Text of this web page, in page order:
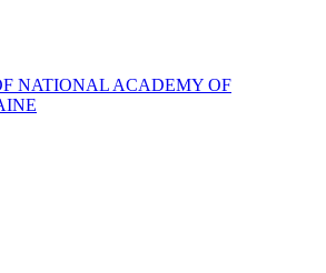
NATIONAL ACADEMY OF